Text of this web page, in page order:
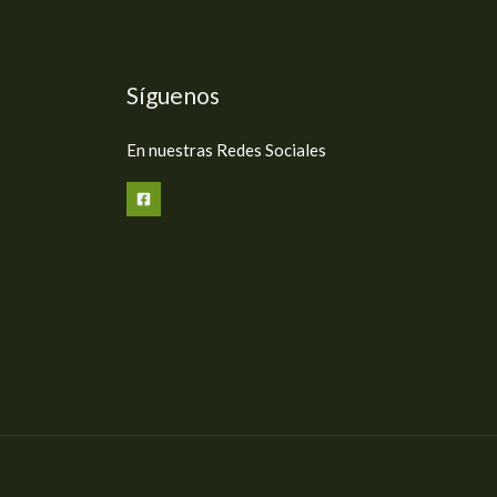
Síguenos
En nuestras Redes Sociales